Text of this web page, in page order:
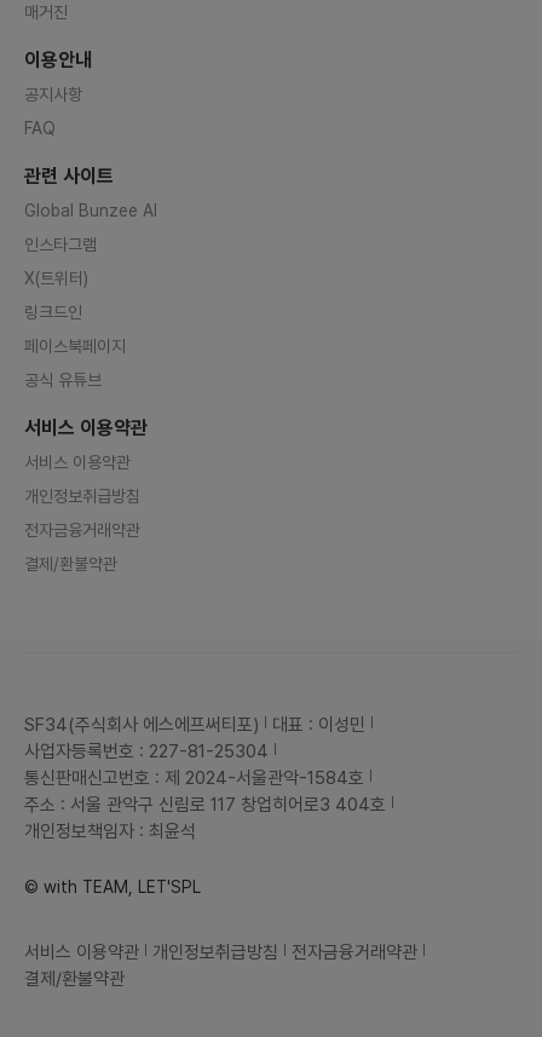
매거진
이용안내
공지사항
FAQ
관련 사이트
Global Bunzee AI
인스타그램
X(트위터)
링크드인
페이스북페이지
공식 유튜브
서비스 이용약관
서비스 이용약관
개인정보취급방침
전자금융거래약관
결제/환불약관
SF34(주식회사 에스에프써티포)
대표 : 이성민
사업자등록번호 : 227-81-25304
통신판매신고번호 : 제 2024-서울관악-1584호
주소 : 서울 관악구 신림로 117 창업히어로3 404호
개인정보책임자 : 최윤석
© with TEAM, LET'SPL
서비스 이용약관 개인정보취급방침
전자금융거래약관
결제/환불약관